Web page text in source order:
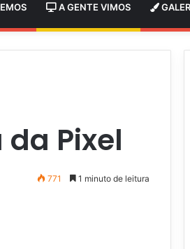
A GENTE VIMOS
Pixel
771 1 minuto de leitura